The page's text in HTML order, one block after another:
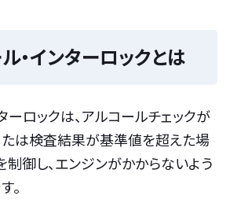
・インターロックとは
ーロックは、アルコールチェックが
は検査結果が基準値を超えた場
御し、エンジンがかからないよう
。